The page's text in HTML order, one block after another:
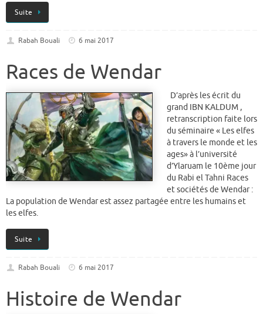
Suite
Rabah Bouali 6 mai 2017
Races de Wendar
D’après les écrit du
grand IBN KALDUM ,
retranscription faite lors
du séminaire « Les elfes
à travers le monde et les
ages» à l’université
d’Ylaruam le 10ème jour
du Rabi el Tahni Races
et sociétés de Wendar :
La population de Wendar est assez partagée entre les humains et
les elfes.
Suite
Rabah Bouali 6 mai 2017
Histoire de Wendar